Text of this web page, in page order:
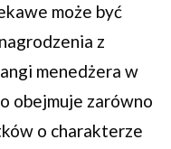
może być
z
menedżera w
obejmuje zarówno
o charakterze